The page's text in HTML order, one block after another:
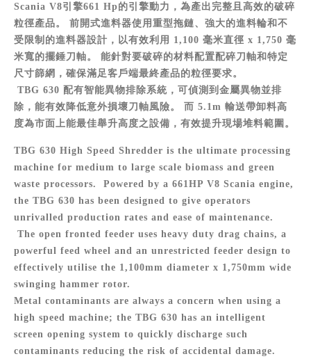
Scania V8引擎661 Hp的引擎動力，為產出完整且高效的破碎
粒徑產品。 前開式進料器使用重型拖鏈、強大的進料輪和不
受限制的進料器設計，以有效利用 1,100 毫米直徑 x 1,750 毫
米寬的擺錘刀軸。 能針對要破碎的材料配置配碎刀軸和特定
尺寸篩網，確保滿足客戶端最終產品的粒徑要求。
TBG 630 配有智能異物排除系統，可偵測到金屬異物並排
除，能有效降低意外損壞刀軸風險。 而 5.1m 輸送帶卸料高
度為市面上能最佳舉升高度之設備，有效提升現場堆料範圍。
TBG 630 High Speed Shredder is the ultimate processing
machine for medium to large scale biomass and green
waste processors. Powered by a 661HP V8 Scania engine,
the TBG 630 has been designed to give operators
unrivalled production rates and ease of maintenance.
The open fronted feeder uses heavy duty drag chains, a
powerful feed wheel and an unrestricted feeder design to
effectively utilise the 1,100mm diameter x 1,750mm wide
swinging hammer rotor.
Metal contaminants are always a concern when using a
high speed machine; the TBG 630 has an intelligent
screen opening system to quickly discharge such
contaminants reducing the risk of accidental damage.